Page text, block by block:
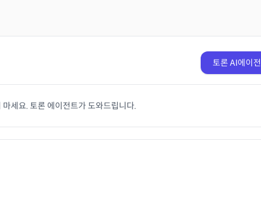
토론 AI에이
세요. 토론 에이전트가 도와드립니다.